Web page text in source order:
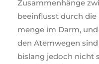
Zusammenhänge
beeinflusst durch
menge im Darm,
den Atemwegen
bislang jedoch nicht